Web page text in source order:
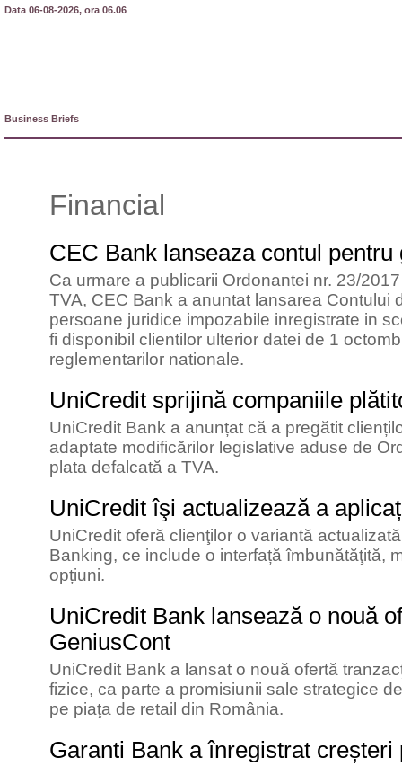
Data 06-08-2026, ora 06.06
Business Briefs
Financial
CEC Bank lanseaza contul pentru
Ca urmare a publicarii Ordonantei nr. 23/
TVA, CEC Bank a anuntat lansarea Contului
persoane juridice impozabile inregistrate in
fi disponibil clientilor ulterior datei de 1
reglementarilor nationale.
UniCredit sprijină companiile
UniCredit Bank a anunțat că a pregătit
adaptate modificărilor legislative aduse de
plata defalcată a TVA.
UniCredit îşi actualizează a
UniCredit oferă clienţilor o variantă
Banking, ce include o interfață îmbunătăţită,
opțiuni.
UniCredit Bank lansează o nouă
GeniusCont
UniCredit Bank a lansat o nouă ofertă
fizice, ca parte a promisiunii sale strategice
pe piaţa de retail din România.
Garanti Bank a înregistrat creșteri